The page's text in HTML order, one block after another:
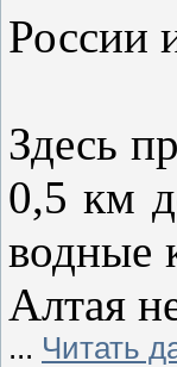
России
Здесь
0,5 км
водные
Алтая
... Читать